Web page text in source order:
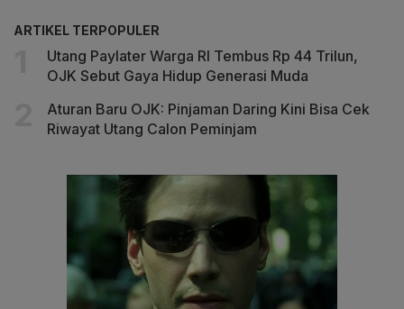
ARTIKEL TERPOPULER
Utang Paylater Warga RI Tembus Rp 44 Trilun,
OJK Sebut Gaya Hidup Generasi Muda
Aturan Baru OJK: Pinjaman Daring Kini Bisa Cek
Riwayat Utang Calon Peminjam